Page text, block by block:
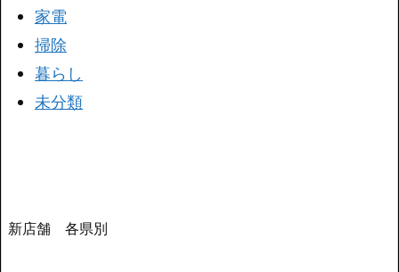
家電
掃除
暮らし
未分類
新店舗 各県別